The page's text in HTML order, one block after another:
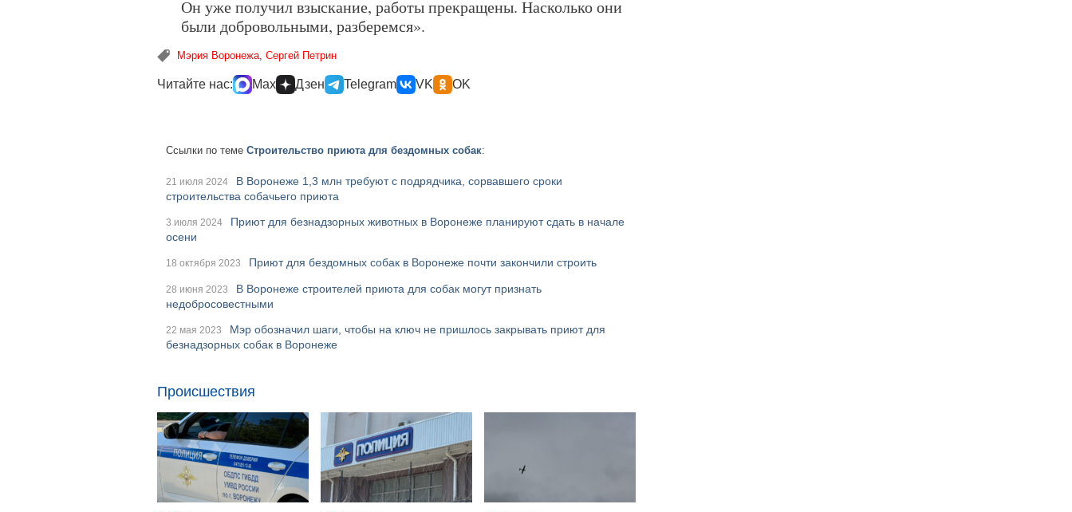
Он уже получил взыскание, работы прекращены. Насколько они
были добровольными, разберемся».
Мэрия Воронежа, Сергей Петрин
Читайте нас: Max Дзен Telegram VK OK
Ссылки по теме Строительство приюта для бездомных собак:
21 июля 2024
В Воронеже 1,3 млн требуют с подрядчика, сорвавшего сроки
строительства собачьего приюта
3 июля 2024
Приют для безнадзорных животных в Воронеже планируют сдать в начале
осени
18 октября 2023 Приют для бездомных собак в Воронеже почти закончили строить
28 июня 2023
В Воронеже строителей приюта для собак могут признать
недобросовестными
22 мая 2023
Мэр обозначил шаги, чтобы на ключ не пришлось закрывать приют для
безнадзорных собак в Воронеже
Происшествия